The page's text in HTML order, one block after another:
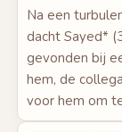
Na een
dacht Sayed*
gevonden bij
hem, de
voor hem om